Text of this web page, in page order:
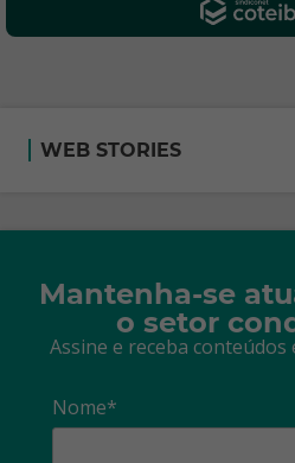
WEB STORIES
Mantenha-se
o setor
Assine e receba conteúdos
Nome*